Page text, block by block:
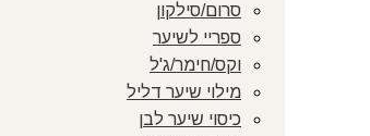
סרום/סילקון
ספריי לשיער
וקס/חימר/ג'ל
מילוי שיער דליל
כיסוי שיער לבן